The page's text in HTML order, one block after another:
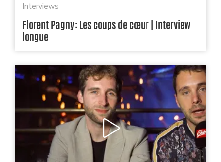
Interviews
Florent Pagny : Les coups de cœur | Interview
longue